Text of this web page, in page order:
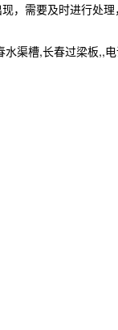
，需要及时进行处
水渠槽,长春过梁板,,